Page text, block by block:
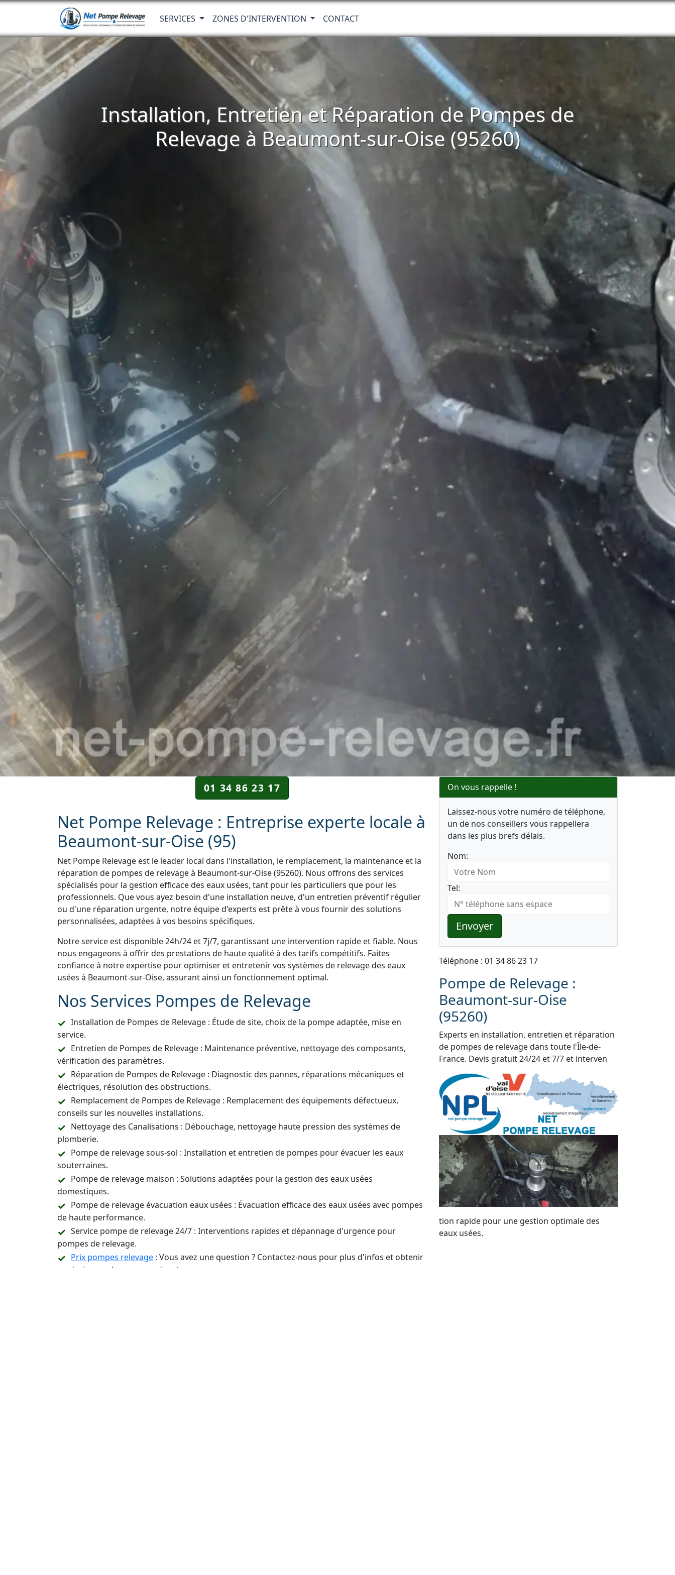
SERVICES ZONES D'INTERVENTION CONTACT
Installation, Entretien et Réparation de Pompes de
Relevage à Beaumont-sur-Oise (95260)
01 34 86 23 17
Net Pompe Relevage : Entreprise experte locale à
Beaumont-sur-Oise (95)
Net Pompe Relevage est le leader local dans l'installation, le remplacement, la maintenance et la
réparation de pompes de relevage à Beaumont-sur-Oise (95260). Nous offrons des services
spécialisés pour la gestion efficace des eaux usées, tant pour les particuliers que pour les
professionnels. Que vous ayez besoin d'une installation neuve, d'un entretien préventif régulier
ou d'une réparation urgente, notre équipe d'experts est prête à vous fournir des solutions
personnalisées, adaptées à vos besoins spécifiques.
Notre service est disponible 24h/24 et 7j/7, garantissant une intervention rapide et fiable. Nous
nous engageons à offrir des prestations de haute qualité à des tarifs compétitifs. Faites
confiance à notre expertise pour optimiser et entretenir vos systèmes de relevage des eaux
usées à Beaumont-sur-Oise, assurant ainsi un fonctionnement optimal.
Nos Services Pompes de Relevage
Installation de Pompes de Relevage : Étude de site, choix de la pompe adaptée, mise en
service.
Entretien de Pompes de Relevage : Maintenance préventive, nettoyage des composants,
vérification des paramètres.
Réparation de Pompes de Relevage : Diagnostic des pannes, réparations mécaniques et
électriques, résolution des obstructions.
Remplacement de Pompes de Relevage : Remplacement des équipements défectueux,
conseils sur les nouvelles installations.
Nettoyage des Canalisations : Débouchage, nettoyage haute pression des systèmes de
plomberie.
Pompe de relevage sous-sol : Installation et entretien de pompes pour évacuer les eaux
souterraines.
Pompe de relevage maison : Solutions adaptées pour la gestion des eaux usées
domestiques.
Pompe de relevage évacuation eaux usées : Évacuation efficace des eaux usées avec pompes
de haute performance.
Service pompe de relevage 24/7 : Interventions rapides et dépannage d'urgence pour
pompes de relevage.
Prix pompes relevage : Vous avez une question ? Contactez-nous pour plus d'infos et obtenir
un devis pour les pompes de relevage.
On vous rappelle !
Laissez-nous votre numéro de téléphone,
un de nos conseillers vous rappellera
dans les plus brefs délais.
Nom:
Tel:
Envoyer
Téléphone : 01 34 86 23 17
Pompe de Relevage :
Beaumont-sur-Oise
(95260)
Experts en installation, entretien et réparation
de pompes de relevage dans toute l'Île-de-
France. Devis gratuit 24/24 et 7/7 et interven
tion rapide pour une gestion optimale des
eaux usées.